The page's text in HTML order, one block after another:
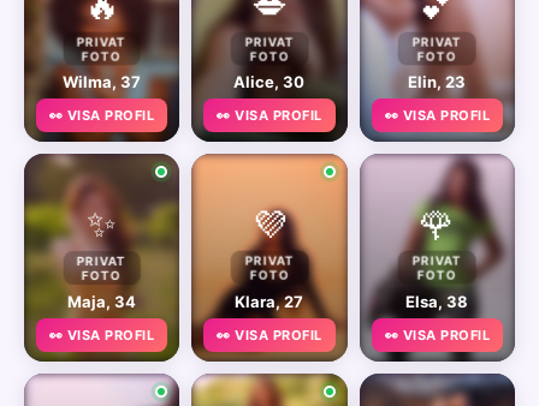
PRIVAT
FOTO
Wilma, 37
👀 VISA PROFIL
PRIVAT
FOTO
Alice, 30
👀 VISA PROFIL
PRIVAT
FOTO
Elin, 23
👀 VISA PROFIL
✨
PRIVAT
FOTO
Maja, 34
👀 VISA PROFIL
💜
PRIVAT
FOTO
Klara, 27
👀 VISA PROFIL
🌹
PRIVAT
FOTO
Elsa, 38
👀 VISA PROFIL